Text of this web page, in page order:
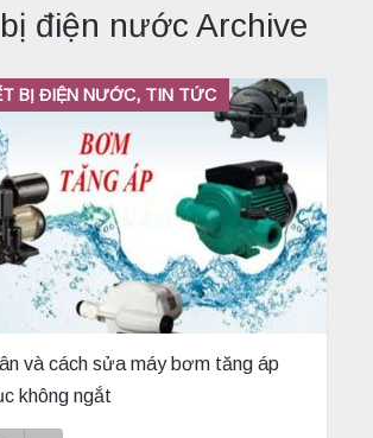
điện nước Archive
BỊ ĐIỆN NƯỚC, TIN TỨC
và cách sửa máy bơm tăng áp
không ngắt